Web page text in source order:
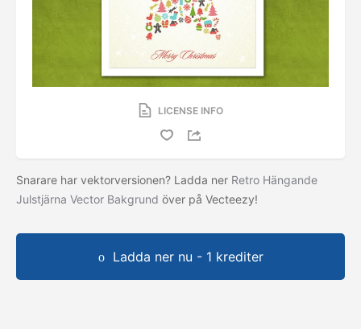
LICENSE INFO
Snarare har vektorversionen? Ladda ner Retro Hängande
Julstjärna Vector Bakgrund över på Vecteezy!
Ladda ner nu - 1 krediter